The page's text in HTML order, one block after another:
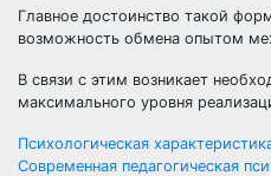
Главное достоинство такой
возможность обмена опытом
В связи с этим возникает
максимального уровня
Навигация
Психологическая
Современная педагогическая